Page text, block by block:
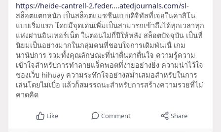
https://heide-cantrell-2.feder....atedjournals.com/sl-
สล็อตแตกหนัก เป็นสล็อตแมชชีนแบบดิจิทัลที่เจอในคาสิโน
แบบเริ่มแรก โดยมีจุดเด่นเพิ่มเป็นสามารถเข้าถึงได้ทุกเวลาทุก
แห่งผ่านอินเทอร์เน็ต ในตอนไม่กี่ปีให้หลัง สล็อตปัจจุบัน เป็นที่
นิยมเป็นอย่างมากในกลุ่มคนที่ชอบใจการเดิมพันเนื่ เกม
นานัปการ รวมทั้งคุณลักษณะที่น่าตื่นตาตื่นใจ ความรู้ความ
เข้าใจสำหรับการทำลายแจ็คพอตที่ง่ายอย่างยิ่ง ความน่าไว้ใจ
ของเว็บ hihuay ความระทึกใจอย่างสม่ำเสมอสำหรับในการ
เล่นโดยไม่เบื่อ แล้วก็สมรรถนะสำหรับการสร้างความรวยที่ไม่
คาดคิด
Like Comment Share